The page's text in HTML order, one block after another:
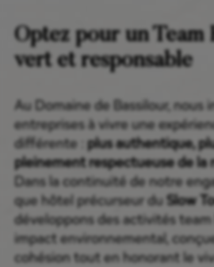
Optez pour un Team
vert et responsable
Au Domaine de Bassilour, nous
entreprises à vivre une
différente :plus authentique,
pleinement respectueuse de la
Dans la continuité de notre
que hôtel précurseur duSlow
développons des activités
impact environnemental,
cohésion tout en honorant le